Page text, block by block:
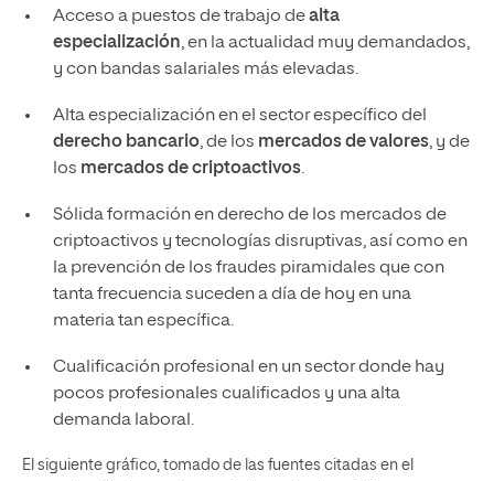
Acceso a puestos de trabajo dealta
especialización, en la actualidad muy demandados,
y con bandas salariales más elevadas.
Alta especialización en el sector específico del
derecho bancario, de los mercados de valores, y de
los mercados de criptoactivos.
Sólida formación en derecho de los mercados de
criptoactivos y tecnologías disruptivas, así como en
la prevención de los fraudes piramidales que con
tanta frecuencia suceden a día de hoy en una
materia tan específica.
Cualificación profesional en un sector donde hay
pocos profesionales cualificados y una alta
demanda laboral.
El siguiente gráfico, tomado de las fuentes citadas en el